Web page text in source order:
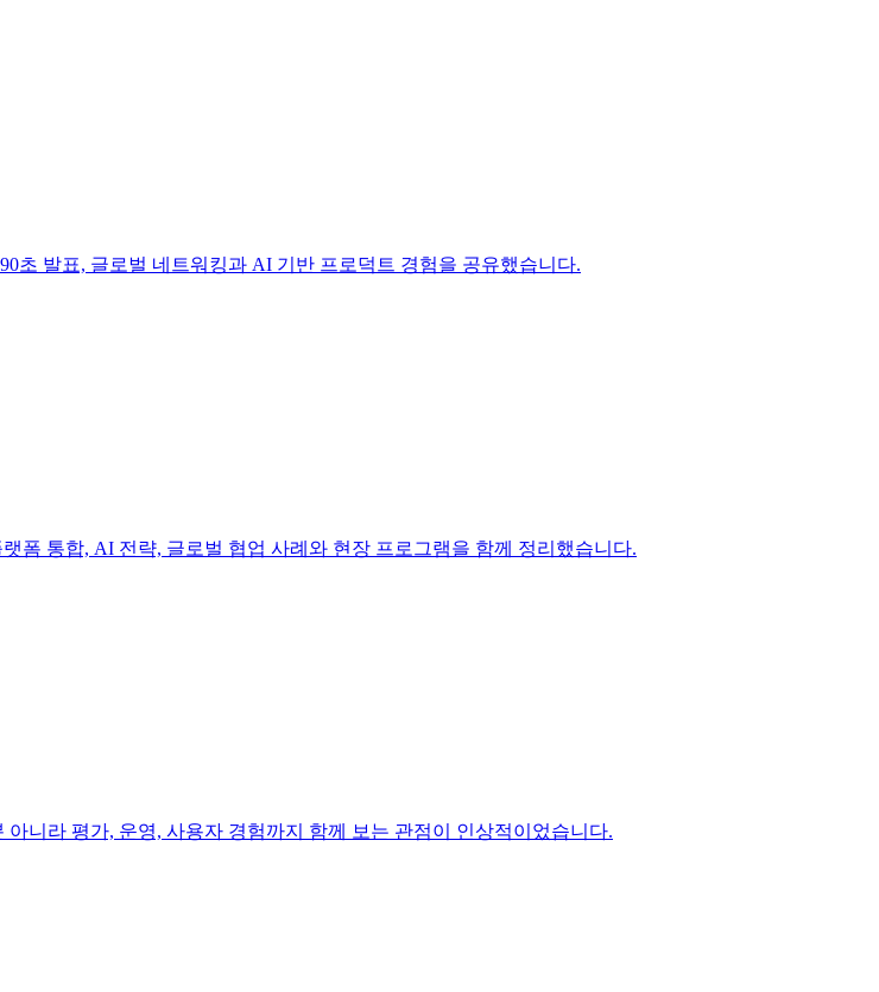
초 발표, 글로벌 네트워킹과 AI 기반 프로덕트 경험을 공유했습니다.
폼 통합, AI 전략, 글로벌 협업 사례와 현장 프로그램을 함께 정리했습니다.
니라 평가, 운영, 사용자 경험까지 함께 보는 관점이 인상적이었습니다.